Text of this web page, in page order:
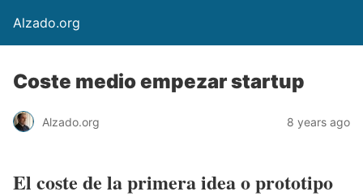
Alzado.org
Coste medio empezar startup
Alzado.org 8 years ago
El coste de la primera idea o prototipo